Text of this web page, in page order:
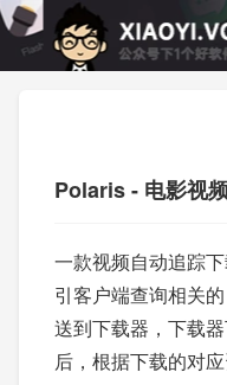
Polaris - 电影视
一款视频自动追踪
引客户端查询相关
送到下载器，下载
后，根据下载的对